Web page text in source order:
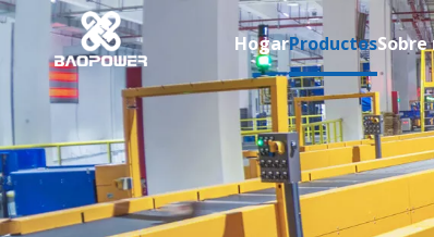
HogarProductos